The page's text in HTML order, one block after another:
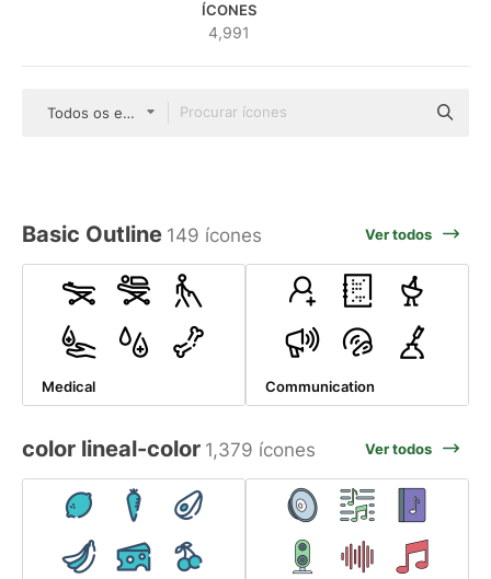
ÍCONES
4,991
Todos os estilos
Basic Outline 149 ícones Ver todos
Medical Communication
color lineal-color 1,379 ícones Ver todos